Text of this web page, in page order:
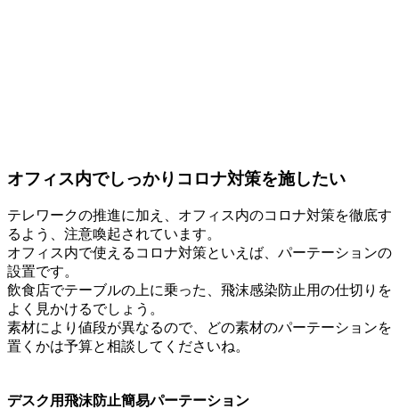
オフィス内でしっかりコロナ対策を施したい
テレワークの推進に加え、 オフィス内のコロナ対策を徹底す
るよう、注意喚起されています。
オフィス内で使える コロナ対策といえば、パーテーションの
設置です。
飲食店でテーブルの上に乗った、飛沫感染防止用の仕切りを
よく見かけるでしょう。
素材により値段が異なるので、どの素材のパーテーションを
置くかは予算と相談してくださいね。
デスク用飛沫防止簡易パーテーション